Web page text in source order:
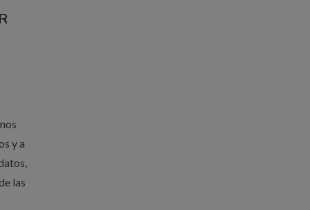
y a
las